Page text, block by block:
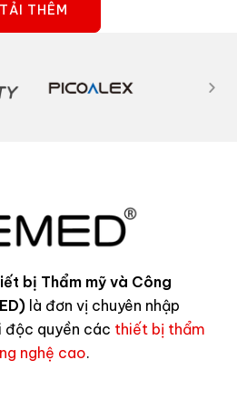
TẢI THÊM
bị Thẩm mỹ và Công
là đơn vị chuyên nhập
độc quyền các thiết bị thẩm
nghệ cao.